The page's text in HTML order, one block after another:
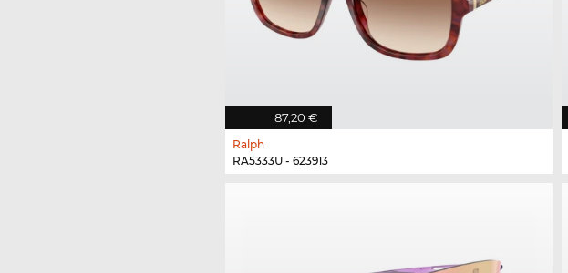
87,20 €
Ralph
RA5333U - 623913